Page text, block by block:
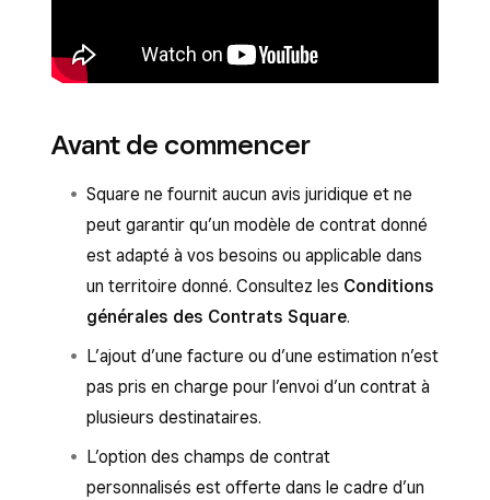
Avant de commencer
Square ne fournit aucun avis juridique et ne
peut garantir qu’un modèle de contrat donné
est adapté à vos besoins ou applicable dans
un territoire donné. Consultez les Conditions
générales des Contrats Square.
L’ajout d’une facture ou d’une estimation n’est
pas pris en charge pour l’envoi d’un contrat à
plusieurs destinataires.
L’option des champs de contrat
personnalisés est offerte dans le cadre d’un